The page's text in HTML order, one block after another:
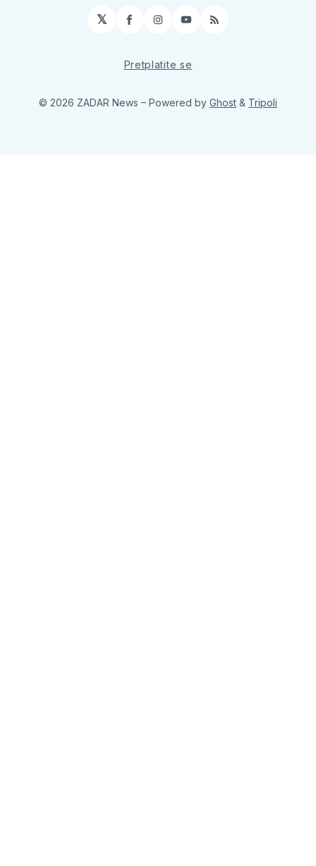
𝕏 Facebook
Instagram
YouTube
RSS
Pretplatite se
© 2026 ZADAR News – Powered by Ghost & Tripoli